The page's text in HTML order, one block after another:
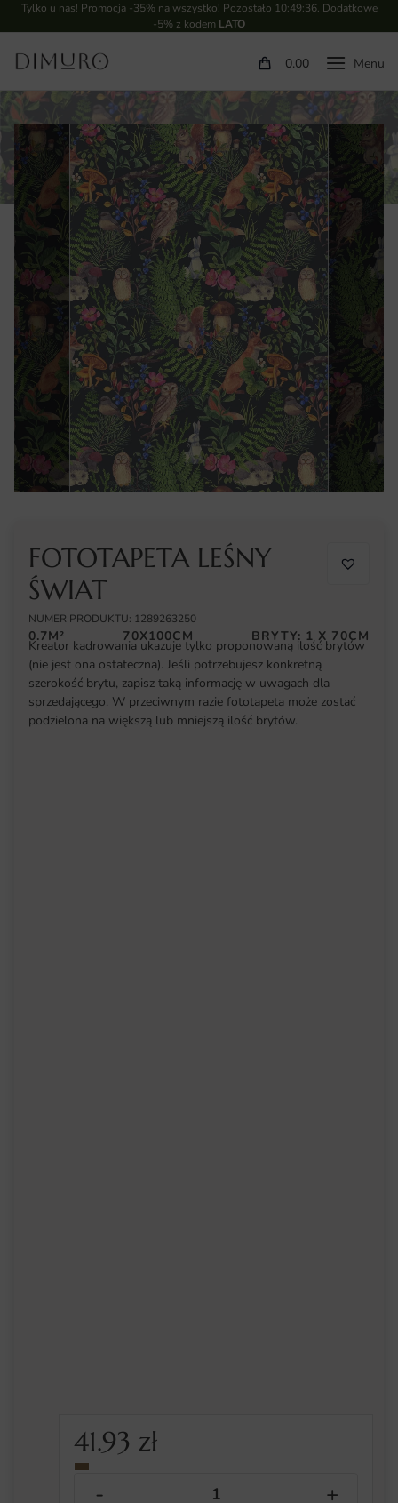
Tylko u nas! Promocja -35% na wszystko! Pozostało 10:49:35. Dodatkowe
-5% z kodem LATO
0.00
FOTOTAPETA LEŚNY
ŚWIAT
NUMER PRODUKTU: 1289263250
0.7M² 70X100CM BRYTY: 1 X 70CM
Kreator kadrowania ukazuje tylko proponowaną ilość brytów
(nie jest ona ostateczna). Jeśli potrzebujesz konkretną
szerokość brytu, zapisz taką informację w uwagach dla
sprzedającego. W przeciwnym razie fototapeta może zostać
podzielona na większą lub mniejszą ilość brytów.
41.93zł